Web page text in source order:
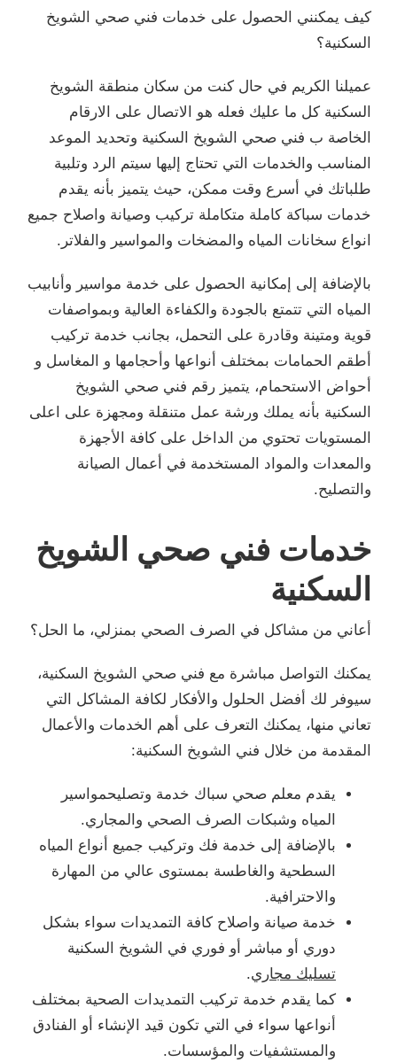
كيف يمكنني الحصول على خدمات فني صحي الشويخ
السكنية؟
عميلنا الكريم في حال كنت من سكان منطقة الشويخ
السكنية كل ما عليك فعله هو الاتصال على الارقام
الخاصة ب فني صحي الشويخ السكنية وتحديد الموعد
المناسب والخدمات التي تحتاج إليها سيتم الرد وتلبية
طلباتك في أسرع وقت ممكن، حيث يتميز بأنه يقدم
خدمات سباكة كاملة متكاملة تركيب وصيانة واصلاح جميع
انواع سخانات المياه والمضخات والمواسير والفلاتر.
بالإضافة إلى إمكانية الحصول على خدمة مواسير وأنابيب
المياه التي تتمتع بالجودة والكفاءة العالية وبمواصفات
قوية ومتينة وقادرة على التحمل، بجانب خدمة تركيب
أطقم الحمامات بمختلف أنواعها وأحجامها و المغاسل و
أحواض الاستحمام، يتميز رقم فني صحي الشويخ
السكنية بأنه يملك ورشة عمل متنقلة ومجهزة على اعلى
المستويات تحتوي من الداخل على كافة الأجهزة
والمعدات والمواد المستخدمة في أعمال الصيانة
والتصليح.
خدمات فني صحي الشويخ
السكنية
أعاني من مشاكل في الصرف الصحي بمنزلي، ما الحل؟
يمكنك التواصل مباشرة مع فني صحي الشويخ السكنية،
سيوفر لك أفضل الحلول والأفكار لكافة المشاكل التي
تعاني منها، يمكنك التعرف على أهم الخدمات والأعمال
المقدمة من خلال فني الشويخ السكنية:
يقدم معلم صحي سباك خدمة وتصليحمواسير
المياه وشبكات الصرف الصحي والمجاري.
بالإضافة إلى خدمة فك وتركيب جميع أنواع المياه
السطحية والغاطسة بمستوى عالي من المهارة
والاحترافية.
خدمة صيانة واصلاح كافة التمديدات سواء بشكل
دوري أو مباشر أو فوري في الشويخ السكنية
تسليك مجاري.
كما يقدم خدمة تركيب التمديدات الصحية بمختلف
أنواعها سواء في التي تكون قيد الإنشاء أو الفنادق
والمستشفيات والمؤسسات.